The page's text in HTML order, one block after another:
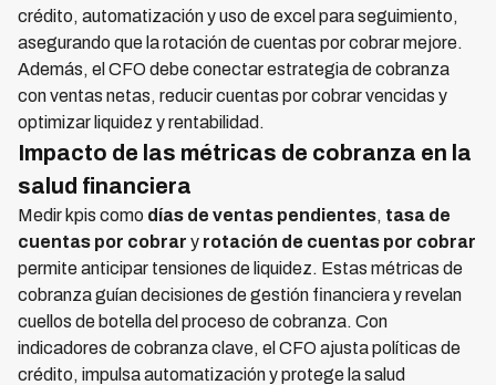
crédito, automatización y uso de excel para seguimiento,
asegurando que la rotación de cuentas por cobrar mejore.
Además, el CFO debe conectar estrategia de cobranza
con ventas netas, reducir cuentas por cobrar vencidas y
optimizar liquidez y rentabilidad.
Impacto de las métricas de cobranza en la
salud financiera
Medir kpis como días de ventas pendientes, tasa de
cuentas por cobrar y rotación de cuentas por cobrar
permite anticipar tensiones de liquidez. Estas métricas de
cobranza guían decisiones de gestión financiera y revelan
cuellos de botella del proceso de cobranza. Con
indicadores de cobranza clave, el CFO ajusta políticas de
crédito, impulsa automatización y protege la salud